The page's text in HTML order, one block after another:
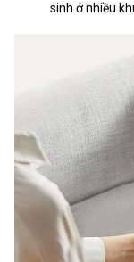
sinh ở nhiều